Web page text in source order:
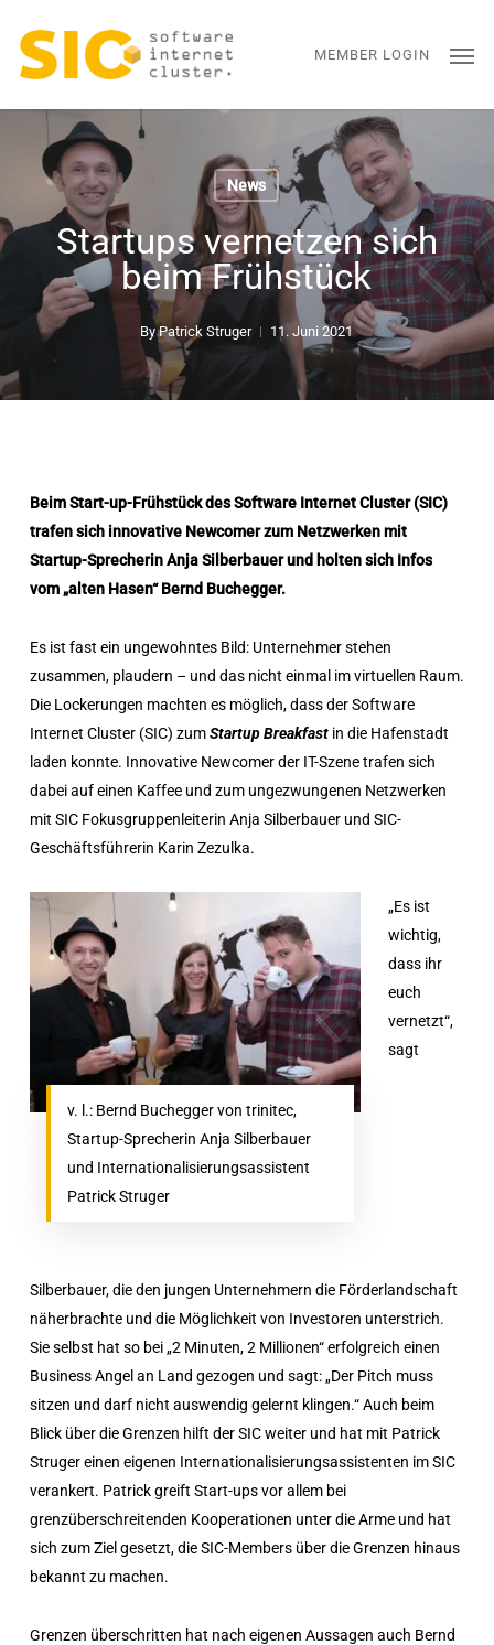
main
MEMBER LOGIN
News
Startups vernetzen sich
beim Frühstück
By Patrick Struger 11. Juni 2021
Beim Start-up-Frühstück des Software Internet Cluster (SIC)
trafen sich innovative Newcomer zum Netzwerken mit
Startup-Sprecherin Anja Silberbauer und holten sich Infos
vom „alten Hasen“ Bernd Buchegger.
Es ist fast ein ungewohntes Bild: Unternehmer stehen
zusammen, plaudern – und das nicht einmal im virtuellen Raum.
Die Lockerungen machten es möglich, dass der Software
Internet Cluster (SIC) zumStartup Breakfastin die Hafenstadt
laden konnte. Innovative Newcomer der IT-Szene trafen sich
dabei auf einen Kaffee und zum ungezwungenen Netzwerken
mit SIC Fokusgruppenleiterin Anja Silberbauer und SIC-
Geschäftsführerin Karin Zezulka.
v. l.: Bernd Buchegger von trinitec,
Startup-Sprecherin Anja Silberbauer
und Internationalisierungsassistent
Patrick Struger
„Es ist
wichtig,
dass ihr
euch
vernetzt“,
sagt
Silberbauer, die den jungen Unternehmern die Förderlandschaft
näherbrachte und die Möglichkeit von Investoren unterstrich.
Sie selbst hat so bei „2 Minuten, 2 Millionen“ erfolgreich einen
Business Angel an Land gezogen und sagt: „Der Pitch muss
sitzen und darf nicht auswendig gelernt klingen.“ Auch beim
Blick über die Grenzen hilft der SIC weiter und hat mit Patrick
Struger einen eigenen Internationalisierungsassistenten im SIC
verankert. Patrick greift Start-ups vor allem bei
grenzüberschreitenden Kooperationen unter die Arme und hat
sich zum Ziel gesetzt, die SIC-Members über die Grenzen hinaus
bekannt zu machen.
Grenzen überschritten hat nach eigenen Aussagen auch Bernd